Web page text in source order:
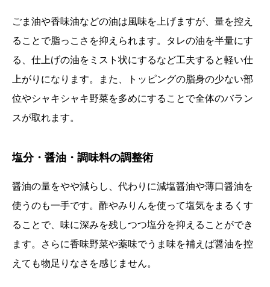
ごま油や香味油などの油は風味を上げますが、量を控え
ることで脂っこさを抑えられます。タレの油を半量にす
る、仕上げの油をミスト状にするなど工夫すると軽い仕
上がりになります。また、トッピングの脂身の少ない部
位やシャキシャキ野菜を多めにすることで全体のバラン
スが取れます。
塩分・醤油・調味料の調整術
醤油の量をやや減らし、代わりに減塩醤油や薄口醤油を
使うのも一手です。酢やみりんを使って塩気をまるくす
ることで、味に深みを残しつつ塩分を抑えることができ
ます。さらに香味野菜や薬味でうま味を補えば醤油を控
えても物足りなさを感じません。